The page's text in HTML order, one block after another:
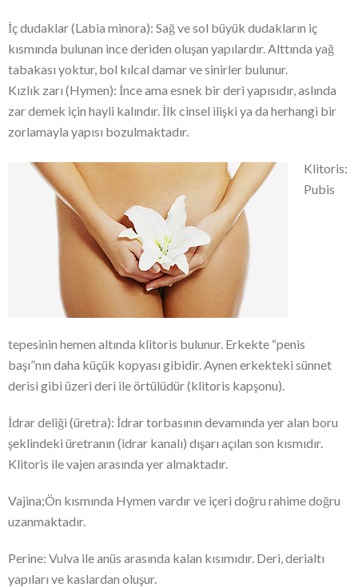
İç dudaklar (Labia minora): Sağ ve sol büyük dudakların iç
kısmında bulunan ince deriden oluşan yapılardır. Alttında yağ
tabakası yoktur, bol kılcal damar ve sinirler bulunur.
Kızlık zarı (Hymen): İnce ama esnek bir deri yapısıdır, aslında
zar demek için hayli kalındır. İlk cinsel ilişki ya da herhangi bir
zorlamayla yapısı bozulmaktadır.
Klitoris:
Pubis
tepesinin hemen altında klitoris bulunur. Erkekte “penis
başı”nın daha küçük kopyası gibidir. Aynen erkekteki sünnet
derisi gibi üzeri deri ile örtülüdür (klitoris kapşonu).
İdrar deliği (üretra): İdrar torbasının devamında yer alan boru
şeklindeki üretranın (idrar kanalı) dışarı açılan son kısmıdır.
Klitoris ile vajen arasında yer almaktadır.
Vajina;Ön kısmında Hymen vardır ve içeri doğru rahime doğru
uzanmaktadır.
Perine: Vulva ile anüs arasında kalan kısımıdır. Deri, derialtı
yapıları ve kaslardan oluşur.